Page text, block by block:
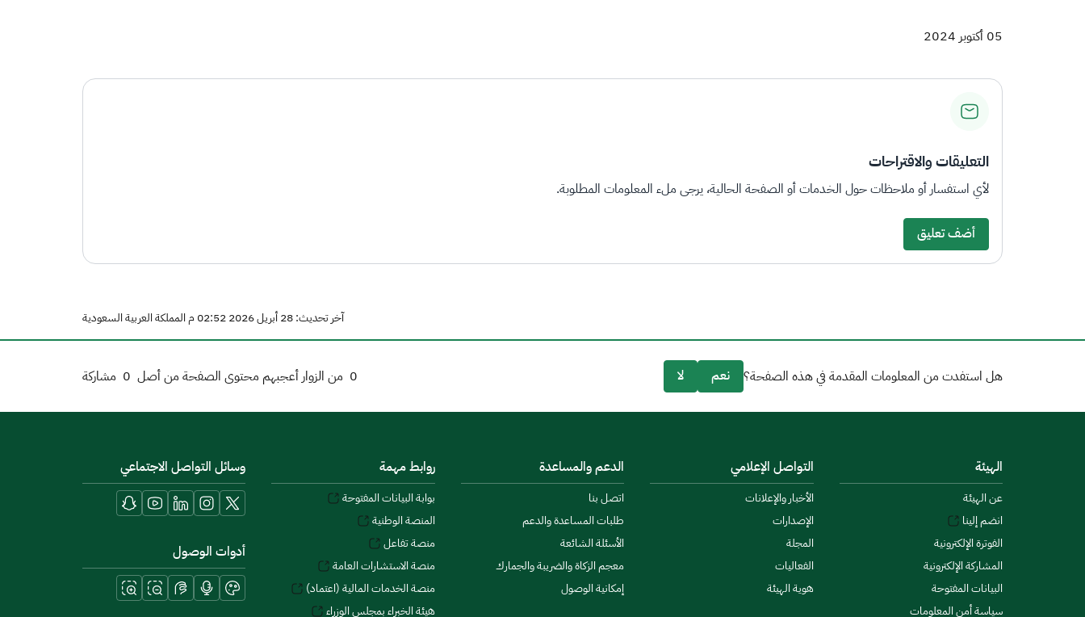
05 أكتوبر 2024
التعليقات والاقتراحات
لأي استفسار أو ملاحظات حول الخدمات أو الصفحة الحالية، يرجى ملء المعلومات المطلوبة.
أضف تعليق
آخر تحديث: 28 أبريل 2026 02:52 م المملكة العربية السعودية
0 من الزوار أعجبهم محتوى الصفحة من أصل 0 مشاركة هل استفدت من المعلومات المقدمة في هذه الصفحة؟ نعم لا
الهيئة
عن الهيئة
انضم إلينا
الفوترة الإلكترونية
المشاركة الإلكترونية
البيانات المفتوحة
سياسة أمن المعلومات
التواصل الإعلامي
الأخبار والإعلانات
الإصدارات
المجلة
الفعاليات
هوية الهيئة
الدعم والمساعدة
اتصل بنا
طلبات المساعدة والدعم
الأسئلة الشائعة
معجم الزكاة والضريبة والجمارك
إمكانية الوصول
روابط مهمة
بوابة البيانات المفتوحة
المنصة الوطنية
منصة تفاعل
منصة الاستشارات العامة
منصة الخدمات المالية (اعتماد)
هيئة الخبراء بمجلس الوزراء
وسائل التواصل الاجتماعي
أدوات الوصول